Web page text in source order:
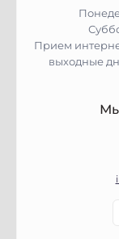
Прием
выходные